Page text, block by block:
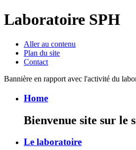
Laboratoire SPH
Aller au contenu
Plan du site
Contact
Bannière en rapport avec l'activité du
Home
Bienvenue site sur le
Le laboratoire